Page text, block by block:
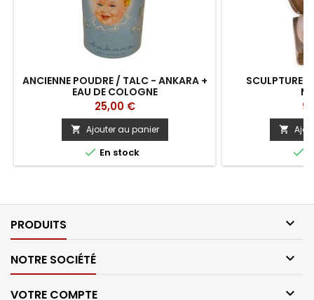
ANCIENNE POUDRE / TALC - ANKARA +
EAU DE COLOGNE
Prix
25,00 €
 Ajouter au panier
 En stock
SCULPTURE


PRODUITS 
NOTRE SOCIÉTÉ 
VOTRE COMPTE 